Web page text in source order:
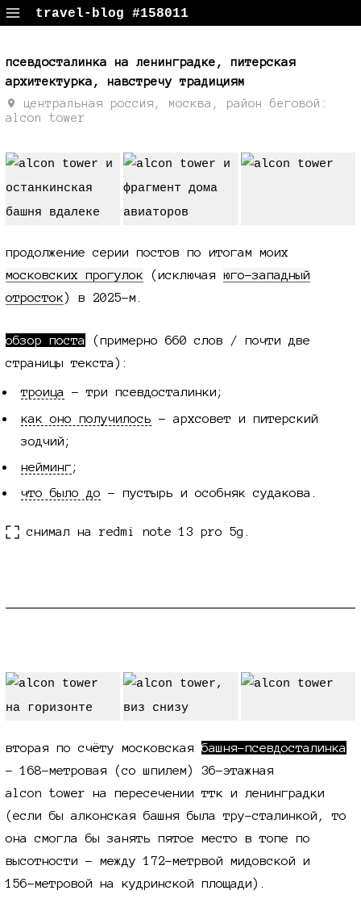
travel-blog #158011
псевдосталинка на ленинградке, питерская
архитектурка, навстречу традициям
центральная россия, москва, район беговой:
alcon tower
продолжение серии постов по итогам моих
московских прогулок (исключая юго-западный
отросток) в 2025-м.
обзор поста (примерно660 слов / почти две
страницы текста):
троица
- три псевдосталинки;
как оно получилось - архсовет и питерский
зодчий;
нейминг;
что было до - пустырь и особняк судакова.
снимал на redmi note 13 pro 5g.
вторая по счёту московская башня-псевдосталинка
-168-метровая (со шпилем) 36-этажная
alcon tower на пересечении ттк и ленинградки
(если бы алконская башня была тру-сталинкой, то
она смогла бы занять пятое место в топе по
высотности - между172-метрвой мидовской и
156-метровой на кудринской площади).